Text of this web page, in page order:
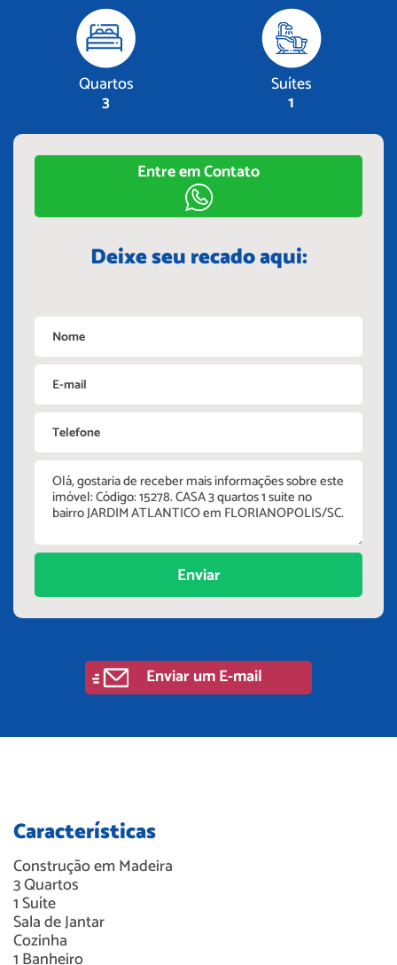
Quartos
3
Suítes
1
Entre em Contato
Deixe seu recado aqui:
Enviar
Enviar um E-mail
Características
Construção emMadeira
3Quartos
1Suíte
Sala de Jantar
Cozinha
1 Banheiro